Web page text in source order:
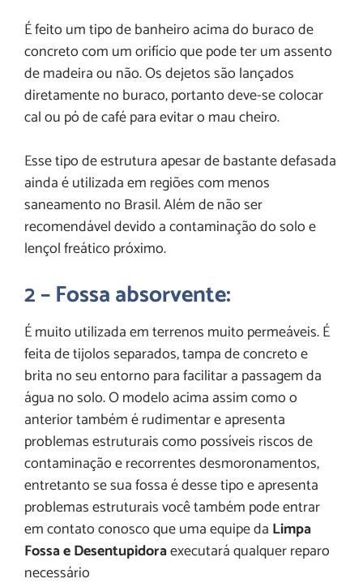
É feito um tipo de banheiro acima do buraco de
concreto com um orifício que pode ter um assento
de madeira ou não. Os dejetos são lançados
diretamente no buraco, portanto deve-se colocar
cal ou pó de café para evitar o mau cheiro.
Esse tipo de estrutura apesar de bastante defasada
ainda é utilizada em regiões com menos
saneamento no Brasil. Além de não ser
recomendável devido a contaminação do solo e
lençol freático próximo.
2 – Fossa absorvente:
É muito utilizada em terrenos muito permeáveis. É
feita de tijolos separados, tampa de concreto e
brita no seu entorno para facilitar a passagem da
água no solo. O modelo acima assim como o
anterior também é rudimentar e apresenta
problemas estruturais como possíveis riscos de
contaminação e recorrentes desmoronamentos,
entretanto se sua fossa é desse tipo e apresenta
problemas estruturais você também pode entrar
em contato conosco que uma equipe da Limpa
Fossa e Desentupidoraexecutará qualquer reparo
necessário